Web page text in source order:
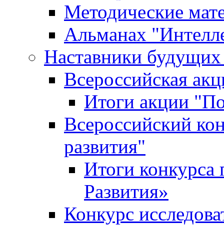
Методические
Альманах
Наставники
Всероссийская
Итоги акции
Всероссийский
развития"
Итоги конкурса
Развития»
Конкурс